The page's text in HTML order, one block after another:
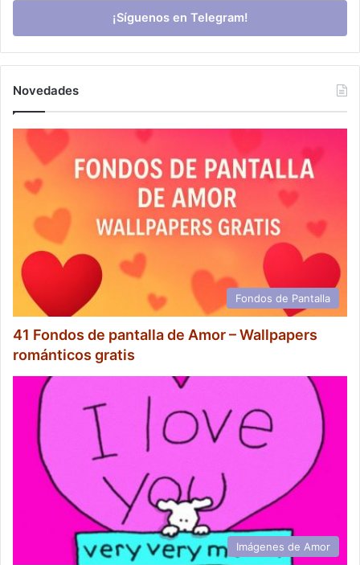
¡Síguenos en Telegram!
Novedades
Fondos de Pantalla
41 Fondos de pantalla de Amor – Wallpapers
románticos gratis
Imágenes de Amor